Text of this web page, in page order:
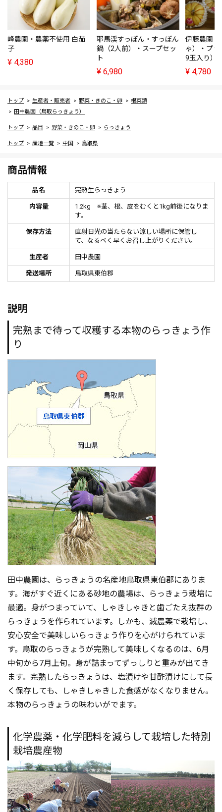
峰農園・農薬不使用 白茄
子
¥ 4,380
耶馬渓すっぽん・すっぽん
鍋（2人前）・スープセッ
ト
¥ 6,980
伊藤農園
ゃ）・プ
9玉入り）
¥ 4,780
トップ 生産者・販売者 野菜・きのこ・卵
根菜類
田中農園（鳥取らっきょう）
トップ 品目 野菜・きのこ・卵 らっきょう
トップ 産地一覧 中国 鳥取県
商品情報
品名 完熟生らっきょう
内容量
1.2kg ※茎、根、皮をむくと1kg前後になりま
す。
保存方法
直射日光の当たらない涼しい場所に保管し
て、なるべく早くお召し上がりください。
生産者 田中農園
発送場所 鳥取県東伯郡
説明
完熟まで待って収穫する本物のらっきょう作
り
田中農園は、らっきょうの名産地鳥取県東伯郡にありま
す。海がすぐ近くにある砂地の農場は、らっきょう栽培に
最適。身がつまっていて、しゃきしゃきと歯ごたえ抜群の
らっきょうを作られています。しかも、減農薬で栽培し、
安心安全で美味しいらっきょう作りを心がけられていま
す。烏取のらっきょうが完熟して美味しくなるのは、6月
中旬から7月上旬。身が詰まってずっしりと重みが出てき
ます。完熟したらっきょうは、塩漬けや甘酢漬けにして長
く保存しても、しゃきしゃきした食感がなくなりません。
本物のらっきょうの味わいがでます。
化学農薬・化学肥料を減らして栽培した特別
栽培農産物